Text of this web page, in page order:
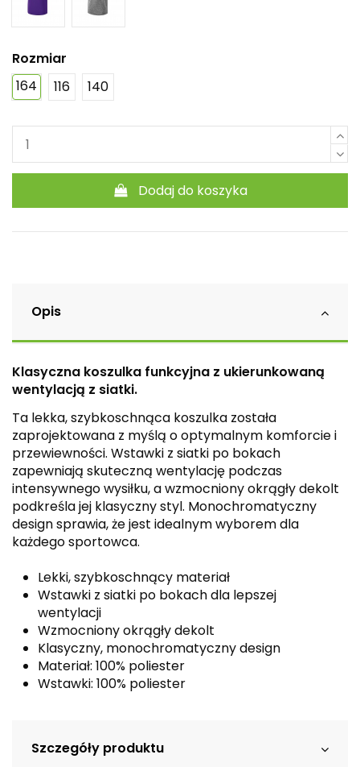
Rozmiar
164
116 140
Dodaj do koszyka
Opis
Klasyczna koszulka funkcyjna z ukierunkowaną
wentylacją z siatki.
Ta lekka, szybkoschnąca koszulka została
zaprojektowana z myślą o optymalnym komforcie i
przewiewności. Wstawki z siatki po bokach
zapewniają skuteczną wentylację podczas
intensywnego wysiłku, a wzmocniony okrągły dekolt
podkreśla jej klasyczny styl. Monochromatyczny
design sprawia, że jest idealnym wyborem dla
każdego sportowca.
Lekki, szybkoschnący materiał
Wstawki z siatki po bokach dla lepszej
wentylacji
Wzmocniony okrągły dekolt
Klasyczny, monochromatyczny design
Materiał: 100% poliester
Wstawki: 100% poliester
Szczegóły produktu